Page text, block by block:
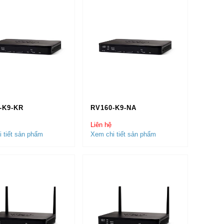
quốc, miễn phí vận chuyển.
K9-KR
tiết sản phẩm
RV160-K9-NA
Liên hệ
Xem chi tiết sản phẩm